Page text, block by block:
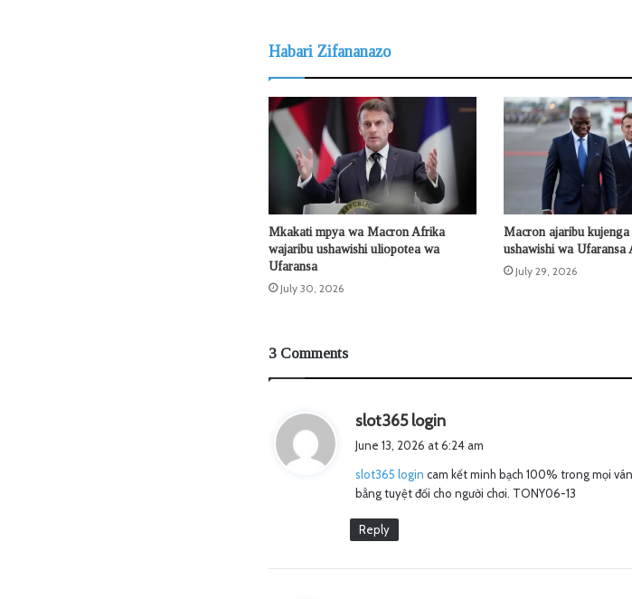
Habari Zifananazo
Mkakati mpya wa Macron Afrika
wajaribu ushawishi uliopotea wa
Ufaransa
July 30, 2026
Macron ajaribu kujenga
ushawishi wa Ufaransa
July 29, 2026
3 Comments
slot365 login
s
:
June 13, 2026 at 6:24 am
slot365 login cam kết minh bạch 100% trong mọi
bằng tuyệt đối cho người chơi. TONY06-13
Reply